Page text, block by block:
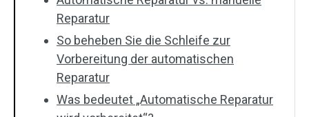
Reparatur
So beheben Sie die Schleife zur
Vorbereitung der automatischen
Reparatur
Was bedeutet „Automatische Reparatur